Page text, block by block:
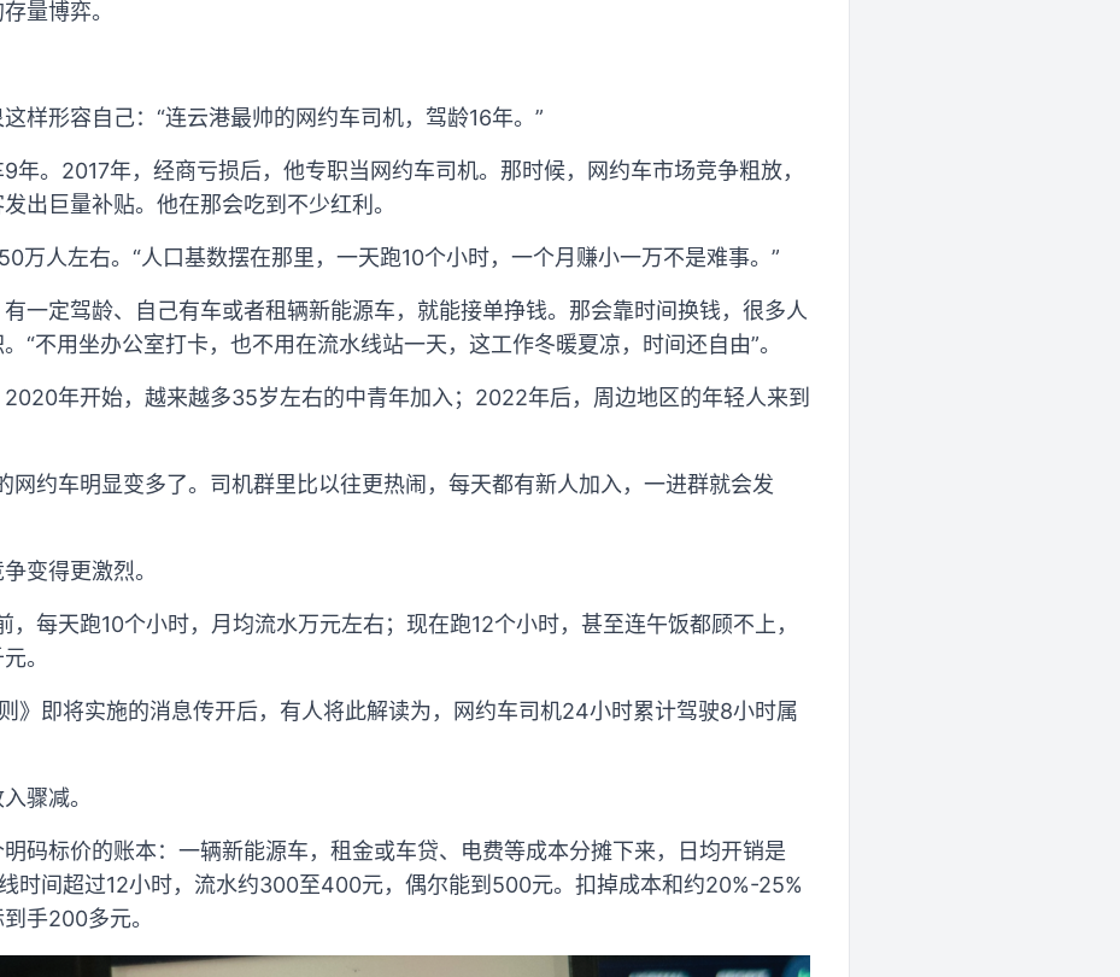
量博弈。
样形容自己：“连云港最帅的网约车司机，驾龄16年。”
年。2017年，经商亏损后，他专职当网约车司机。那时候，网约车市场竞争粗放，
出巨量补贴。他在那会吃到不少红利。
万人左右。“人口基数摆在那里，一天跑10个小时，一个月赚小一万不是难事。”
一定驾龄、自己有车或者租辆新能源车，就能接单挣钱。那会靠时间换钱，很多人
“不用坐办公室打卡，也不用在流水线站一天，这工作冬暖夏凉，时间还自由”。
年开始，越来越多35岁左右的中青年加入；2022年后，周边地区的年轻人来到
网约车明显变多了。司机群里比以往更热闹，每天都有新人加入，一进群就会发
变得更激烈。
每天跑10个小时，月均流水万元左右；现在跑12个小时，甚至连午饭都顾不上，
。
》即将实施的消息传开后，有人将此解读为，网约车司机24小时累计驾驶8小时属
骤减。
码标价的账本：一辆新能源车，租金或车贷、电费等成本分摊下来，日均开销是
时间超过12小时，流水约300至400元，偶尔能到500元。扣掉成本和约20%-25%
手200多元。